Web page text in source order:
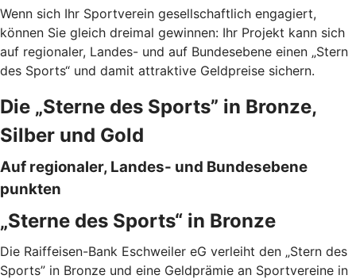
Wenn sich Ihr Sportverein gesellschaftlich engagiert,
können Sie gleich dreimal gewinnen: Ihr Projekt kann sich
auf regionaler, Landes- und auf Bundesebene einen „Stern
des Sports“ und damit attraktive Geldpreise sichern.
Die „Sterne des Sports” in Bronze,
Silber und Gold
Auf regionaler, Landes- und Bundesebene
punkten
„Sterne des Sports“ in Bronze
Die Raiffeisen-Bank Eschweiler eG verleiht den „Stern des
Sports” in Bronze und eine Geldprämie an Sportvereine in